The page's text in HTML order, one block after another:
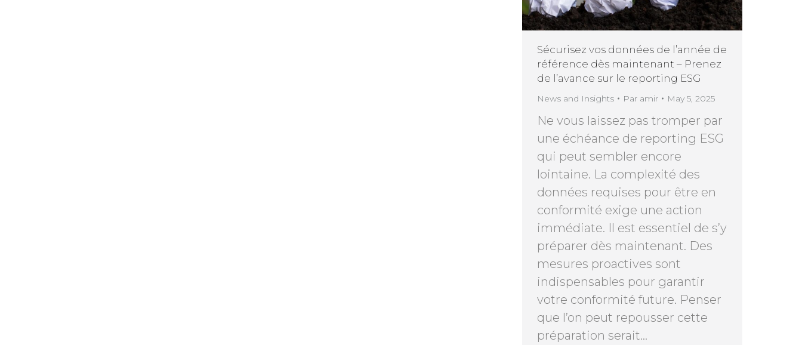
Sécurisez vos données de l’année de
référence dès maintenant – Prenez
de l’avance sur le reporting ESG
News and Insights Par amir May 5, 2025
Ne vous laissez pas tromper par
une échéance de reporting ESG
qui peut sembler encore
lointaine. La complexité des
données requises pour être en
conformité exige une action
immédiate. Il est essentiel de s’y
préparer dès maintenant. Des
mesures proactives sont
indispensables pour garantir
votre conformité future. Penser
que l’on peut repousser cette
préparation serait…